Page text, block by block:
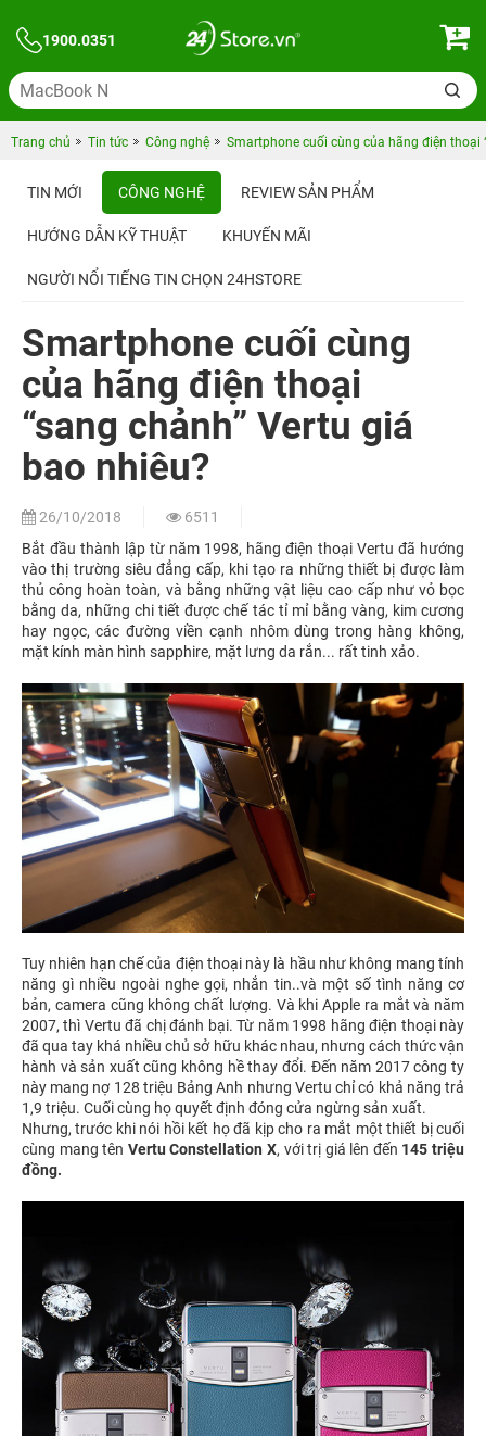
1900.0351
Trang chủ Tin tức Công nghệ Smartphone cuối cùng của hãng điện thoại
TIN MỚI CÔNG NGHỆ REVIEW SẢN PHẨM
HƯỚNG DẪN KỸ THUẬT KHUYẾN MÃI
NGƯỜI NỔI TIẾNG TIN CHỌN 24HSTORE
Smartphone cuối cùng
của hãng điện thoại
“sang chảnh” Vertu giá
bao nhiêu?
26/10/2018
6511
Bắt đầu thành lập từ năm 1998, hãng điện thoại Vertu đã hướng
vào thị trường siêu đẳng cấp, khi tạo ra những thiết bị được làm
thủ công hoàn toàn, và bằng những vật liệu cao cấp như vỏ bọc
bằng da, những chi tiết được chế tác tỉ mỉ bằng vàng, kim cương
hay ngọc, các đường viền cạnh nhôm dùng trong hàng không,
mặt kính màn hình sapphire, mặt lưng da rắn... rất tinh xảo.
Tuy nhiên hạn chế của điện thoại này là hầu như không mang tính
năng gì nhiều ngoài nghe gọi, nhắn tin..và một số tình năng cơ
bản, camera cũng không chất lượng. Và khi Apple ra mắt và năm
2007, thì Vertu đã chị đánh bại. Từ năm 1998 hãng điện thoại này
đã qua tay khá nhiều chủ sở hữu khác nhau, nhưng cách thức vận
hành và sản xuất cũng không hề thay đổi. Đến năm 2017 công ty
này mang nợ 128 triệu Bảng Anh nhưng Vertu chỉ có khả năng trả
1,9 triệu. Cuối cùng họ quyết định đóng cửa ngừng sản xuất.
Nhưng, trước khi nói hồi kết họ đã kịp cho ra mắt một thiết bị cuối
cùng mang tên Vertu Constellation X, với trị giá lên đến 145 triệu
đồng.